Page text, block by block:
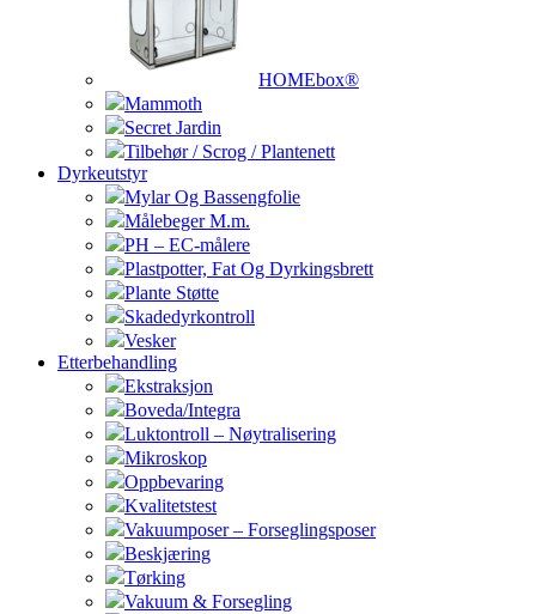
HOMEbox®
Mammoth
Secret Jardin
Tilbehør / Scrog / Plantenett
Dyrkeutstyr
Mylar Og Bassengfolie
Målebeger M.m.
PH – EC-målere
Plastpotter, Fat Og Dyrkingsbrett
Plante Støtte
Skadedyrkontroll
Vesker
Etterbehandling
Ekstraksjon
Boveda/Integra
Luktontroll – Nøytralisering
Mikroskop
Oppbevaring
Kvalitetstest
Vakuumposer – Forseglingsposer
Beskjæring
Tørking
Vakuum & Forsegling